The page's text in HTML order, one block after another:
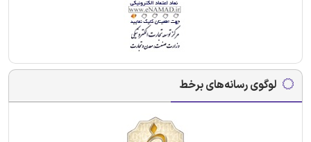
لوگوی رسانه‌های برخط